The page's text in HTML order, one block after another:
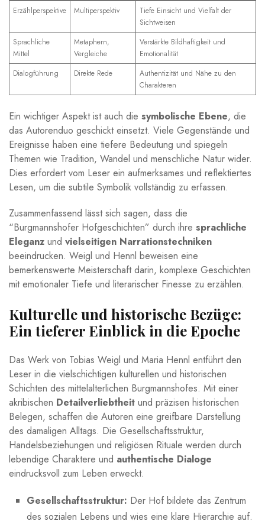
Erzählperspektive Multiperspektiv
Tiefe Einsicht und Vielfalt der
Sichtweisen
Sprachliche
⁢Mittel
Metaphern,
⁢Vergleiche
Verstärkte Bildhaftigkeit und ​
Emotionalität
Dialogführung
Direkte Rede
Authentizität und Nähe zu den
⁣Charakteren
Ein wichtiger⁢ Aspekt ist auch die symbolische Ebene, ‍die
das Autorenduo geschickt einsetzt. Viele Gegenstände und
Ereignisse haben eine tiefere Bedeutung und spiegeln
Themen wie Tradition, Wandel und menschliche Natur wider.
Dies erfordert vom Leser ein aufmerksames und reflektiertes
Lesen, ‍um die subtile ⁢Symbolik vollständig zu erfassen.
Zusammenfassend lässt sich sagen, dass die‌
“Burgmannshofer Hofgeschichten” durch⁤ ihre sprachliche
⁢Eleganz und vielseitigen Narrationstechniken
beeindrucken. Weigl und Hennl beweisen eine
bemerkenswerte Meisterschaft darin, komplexe ‌Geschichten
mit emotionaler Tiefe und literarischer Finesse⁣ zu erzählen.
Kulturelle und historische Bezüge:
Ein tieferer Einblick in die Epoche
Das Werk von Tobias Weigl ⁢und⁢ Maria Hennl entführt den
‌Leser ‌in die vielschichtigen kulturellen und​ historischen
⁢Schichten des mittelalterlichen Burgmannshofes. Mit einer
akribischen Detailverliebtheit und präzisen​ historischen⁤
Belegen, schaffen‍ die Autoren eine greifbare Darstellung
des damaligen Alltags.‍ Die⁣ Gesellschaftsstruktur, ​
Handelsbeziehungen ‍und religiösen Rituale werden durch
lebendige Charaktere und authentische Dialoge
eindrucksvoll zum‍ Leben​ erweckt.
Gesellschaftsstruktur: Der Hof bildete das ⁢Zentrum ​
des sozialen Lebens ‌und ⁣wies eine klare Hierarchie ⁢auf.